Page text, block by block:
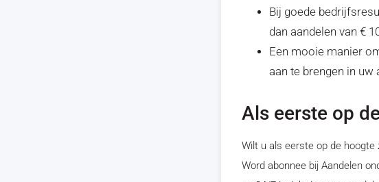
Bij goede
dan aandelen van €
Een mooie manier
aan te brengen in uw
Als eerste op
Wilt u als eerste op de hoogte
Word abonnee bij Aandelen